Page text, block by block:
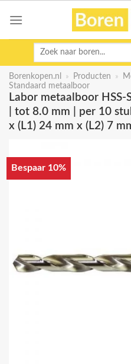
Zoeken
Borenkopen.nl » Producten »
Standaard metaalboor
Labor metaalboor
| tot 8.0 mm | per 10
x (L1) 24 mm x (L2) 7
Bespaar 10%